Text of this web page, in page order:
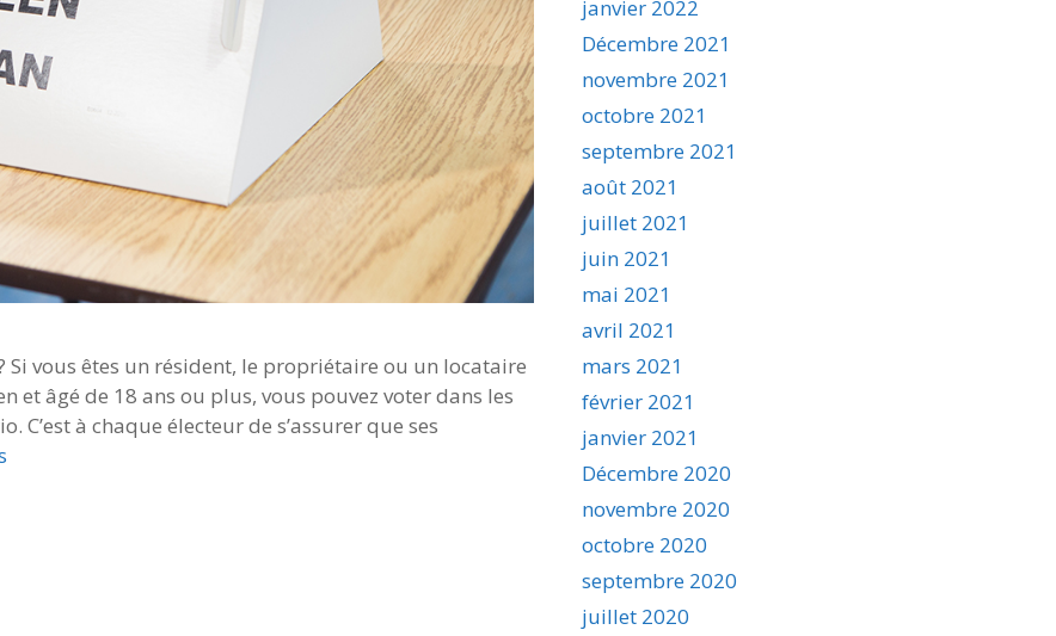
vous êtes un résident, le propriétaire ou un locataire
et âgé de 18 ans ou plus, vous pouvez voter dans les
à chaque électeur de s’assurer que ses
janvier 2022
Décembre 2021
novembre 2021
octobre 2021
septembre 2021
août 2021
juillet 2021
juin 2021
mai 2021
avril 2021
mars 2021
février 2021
janvier 2021
Décembre 2020
novembre 2020
octobre 2020
septembre 2020
juillet 2020